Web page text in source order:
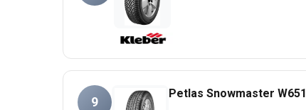
9
Petlas Snowmaster W651